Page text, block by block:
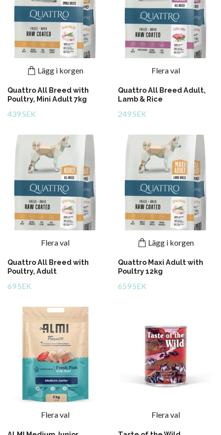
Lägg i korgen
Quattro All Breed with
Poultry, Mini Adult 7kg
439 SEK
Flera val
Quattro All Breed Adult,
Lamb & Rice
249 SEK
Flera val
Quattro All Breed with
Poultry, Adult
69 SEK
Lägg i korgen
Quattro Maxi Adult with
Poultry 12kg
659 SEK
Flera val Flera val